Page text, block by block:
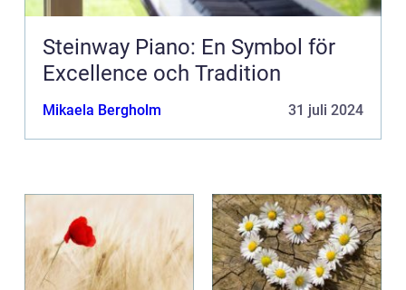
Steinway Piano: En Symbol för
Excellence och Tradition
Mikaela Bergholm 31 juli 2024